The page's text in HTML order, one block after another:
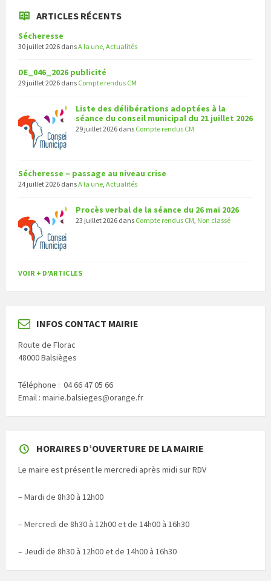
ARTICLES RÉCENTS
Sécheresse
30 juillet 2026 dansA la une Actualités
DE_046_2026 publicité
29 juillet 2026 dans Compte rendus CM
Liste des délibérations adoptées à la
séance du conseil municipal du 21 juillet 2026
29 juillet 2026 dans Compte rendus CM
Sécheresse – passage au niveau crise
24 juillet 2026 dansA la une Actualités
Procès verbal de la séance du 26 mai 2026
23 juillet 2026 dans Compte rendus CM Non classé
VOIR + D'ARTICLES
INFOS CONTACT MAIRIE
Route de Florac
48000 Balsièges
Téléphone : 04 66 47 05 66
Email : mairie.balsieges@orange.fr
HORAIRES D’OUVERTURE DE LA MAIRIE
Le maire est présent le mercredi après midi sur RDV
– Mardi de 8h30 à 12h00
– Mercredi de 8h30 à 12h00 et de 14h00 à 16h30
– Jeudi de 8h30 à 12h00 et de 14h00 à 16h30